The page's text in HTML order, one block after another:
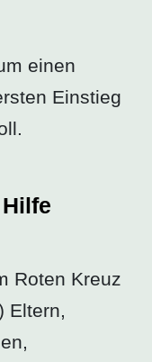
einen
Einstieg
Roten Kreuz
Eltern,